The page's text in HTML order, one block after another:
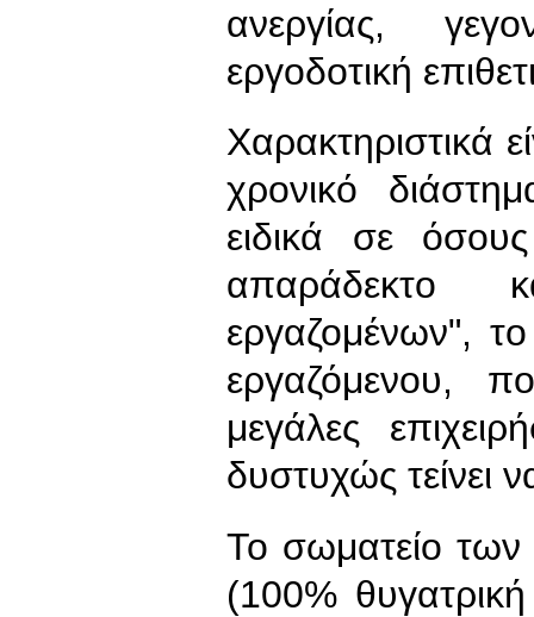
ανεργίας,
εργοδοτική
Χαρακτηριστικά
χρονικό
ειδικά σε
απαράδεκτο
εργαζομένων",
εργαζόμενου,
μεγάλες
δυστυχώς τείνει
Το σωματείο
(100%